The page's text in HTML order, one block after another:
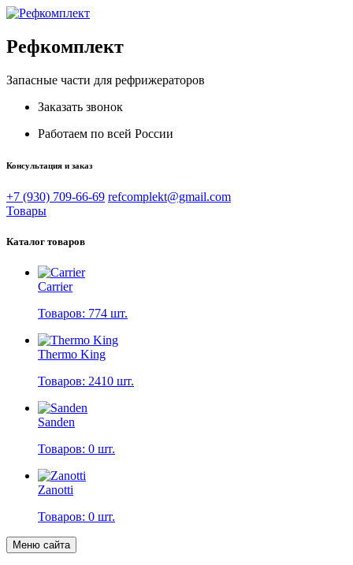
Рефкомплект
Запасные части для рефрижераторов
Заказать звонок
Работаем по всей России
Консультация и заказ
+7 (930) 709-66-69 refcomplekt@gmail.com
Товары
Каталог товаров
Carrier
Товаров: 774 шт.
Thermo King
Товаров: 2410 шт.
Sanden
Товаров: 0 шт.
Zanotti
Товаров: 0 шт.
Меню сайта